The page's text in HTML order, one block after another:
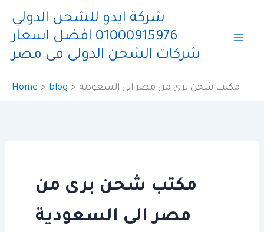
content
شركة ايدو للشحن الدولي
01000915976 افضل اسعار
شركات الشحن الدولى فى مصر
Home blog مكتب شحن برى من مصر الى السعودية
مكتب شحن برى من
مصر الى السعودية